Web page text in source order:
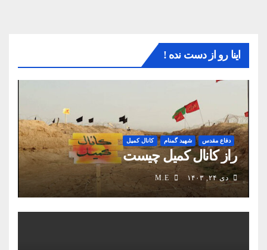
اینا رو از دست نده !
دفاع مقدس شهید گمنام کانال کمیل
راز کانال کمیل چیست
دی ۲۴, ۱۴۰۳